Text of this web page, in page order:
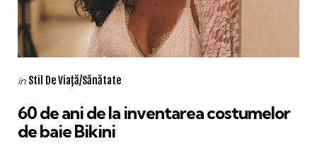
Categories
Posted
in Stil De Viaţă/Sănătate
60 de ani de la inventarea costumelor
de baie Bikini